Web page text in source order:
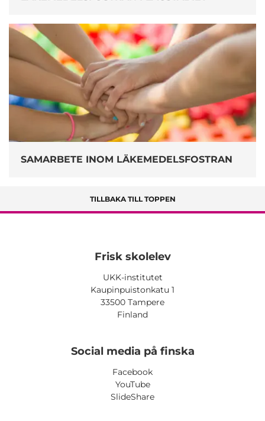
SAMARBETE INOM LÄKEMEDELSFOSTRAN
TILLBAKA TILL TOPPEN
Frisk skolelev
UKK-institutet
Kaupinpuistonkatu 1
33500 Tampere
Finland
Social media på finska
Facebook
YouTube
SlideShare